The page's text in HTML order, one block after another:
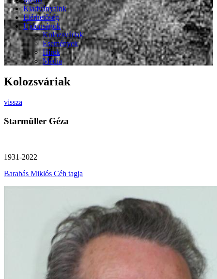
Kiadványaink
Elérhetőség
Újdonságok
Kolozsváriak
Események
Hírek
Média
Kolozsváriak
vissza
Starmüller Géza
1931-2022
Barabás Miklós Céh tagja